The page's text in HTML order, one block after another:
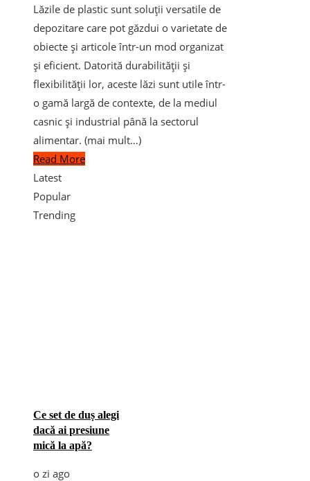
Lăzile de plastic sunt soluții versatile de
depozitare care pot găzdui o varietate de
obiecte și articole într-un mod organizat
și eficient. Datorită durabilității și
flexibilității lor, aceste lăzi sunt utile într-
o gamă largă de contexte, de la mediul
casnic și industrial până la sectorul
alimentar. (mai mult…)
Read More
Latest
Popular
Trending
Ce set de duș alegi
dacă ai presiune
mică la apă?
o zi ago